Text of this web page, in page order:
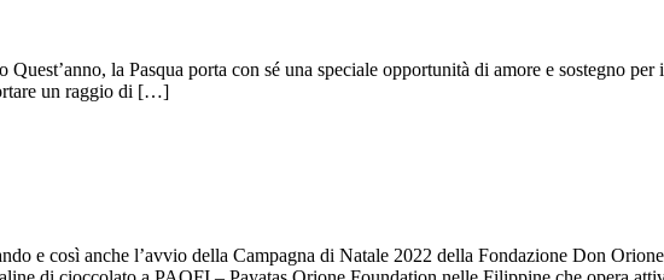
la Pasqua porta con sé una speciale opportunità di amore e sostegno
un raggio di […]
e così anche l’avvio della Campagna di Natale 2022 della Fondazione Don